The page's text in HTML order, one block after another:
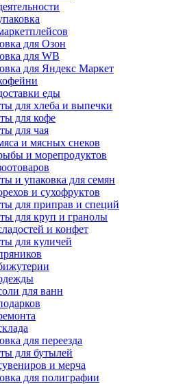
для Озон
для WB
для Яндекс Маркет
еды
для хлеба и выпечки
для кофе
для чая
и мясных снеков
и морепродуктов
и упаковка для семян
и сухофруктов
для приправ и специй
для круп и гранолы
и конфет
для куличей
для ванн
для переезда
для бутылей
и мерча
для полиграфии